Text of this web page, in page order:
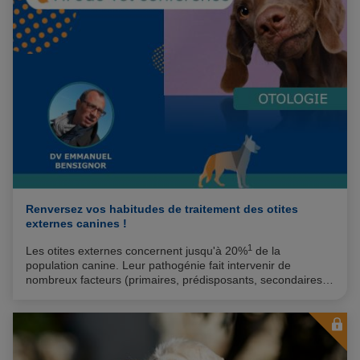
Renversez vos habitudes de traitement des otites
externes canines !
Les otites externes concernent jusqu'à 20%1 de la
population canine. Leur pathogénie fait intervenir de
nombreux facteurs (primaires, prédisposants, secondaires,